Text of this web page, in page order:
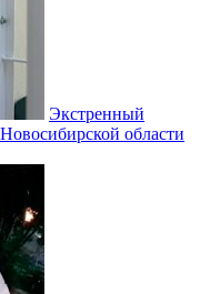
Экстренный
области